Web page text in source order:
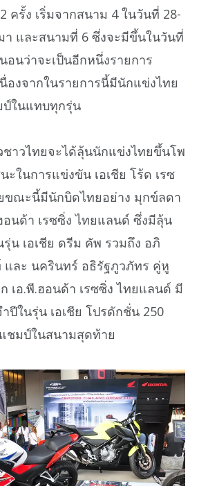
ครั้ง เริ่มจากสนาม 4 ในวันที่ 28-
า และสนามที่ 6 ซึ่งจะมีขึ้นในวันที่
นว่าจะเป็นอีกหนึ่งรายการ
องจากในรายการนี้มีนักแข่งไทย
ในแทบทุกรุ่น
าวไทยจะได้ลุ้นนักแข่งไทยขึ้นโพ
ในการแข่งขัน เอเชีย โร้ด เรซ
ขณะนี้มีนักบิดไทยอย่าง มุกข์ลดา
อนด้า เรซซิ่ง ไทยแลนด์ ซึ่งมีลุ้น
น เอเชีย ดรีม คัพ รวมถึง อภิ
ละ นครินทร์ อธิรัฐภูวภัทร คู่หู
เอ.พี.ฮอนด้า เรซซิ่ง ไทยแลนด์ มี
ปีในรุ่น เอเชีย โปรดักชั่น 250
ชมป์ในสนามสุดท้าย